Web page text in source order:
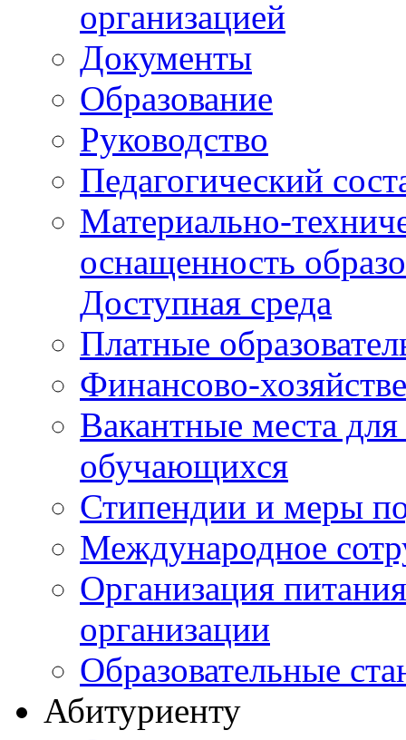
организацией
Документы
Образование
Руководство
Педагогический
Материально-
оснащенность
Доступная среда
Платные
Финансово-
Вакантные места
обучающихся
Стипендии и меры
Международное
Организация
организации
Образовательные
Абитуриенту